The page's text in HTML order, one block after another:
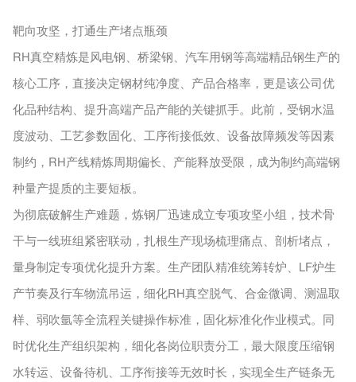
靶向攻坚，打通生产堵点瓶颈
RH真空精炼是风电钢、桥梁钢、汽车用钢等高端精品钢生产的
核心工序，直接决定钢材纯净度、产品合格率，更是该公司优
化品种结构、提升高端产品产能的关键抓手。此前，受钢水温
度波动、工艺参数固化、工序衔接低效、设备故障频发等因素
制约，RH产线精炼周期偏长、产能释放受限，成为制约高端钢
种量产提质的主要短板。
为彻底破解生产难题，炼钢厂迅速成立专项攻坚小组，技术骨
干与一线班组紧密联动，扎根生产现场梳理痛点、剖析堵点，
量身制定专项优化提升方案。生产团队精准统筹转炉、LF炉生
产节奏及行车物流吊运，细化RH真空脱气、合金微调、测温取
样、弱吹氩等全流程关键操作标准，固化标准化作业模式。同
时优化生产组织架构，细化各岗位职责分工，最大限度压缩钢
水转运、设备待机、工序衔接等无效时长，实现全生产链条无